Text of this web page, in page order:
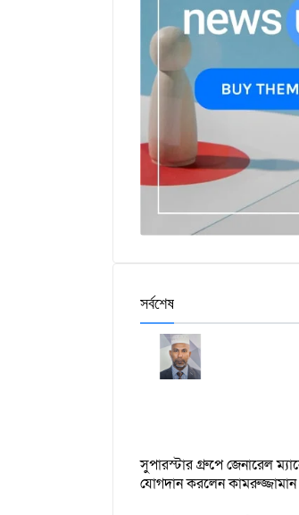
সর্বশেষ
সুপারস্টার গ্রুপে জেনারেল
যোগদান করলেন কামরুজ্জামান